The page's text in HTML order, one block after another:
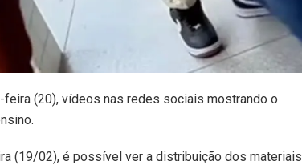
(20), vídeos nas redes sociais mostrando o
(19/02), é possível ver a distribuição dos materiais